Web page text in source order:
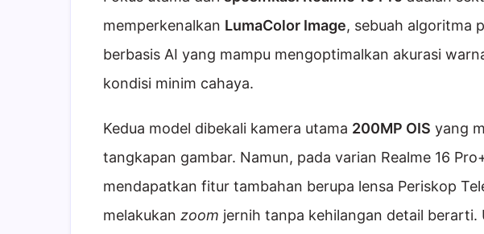
memperkenalkan LumaColor Image, sebuah algoritma
berbasis AI yang mampu mengoptimalkan akurasi
kondisi minim cahaya.
Kedua model dibekali kamera utama 200MP OIS yang
tangkapan gambar. Namun, pada varian Realme 16
mendapatkan fitur tambahan berupa lensa Periskop
melakukan zoom jernih tanpa kehilangan detail berarti.